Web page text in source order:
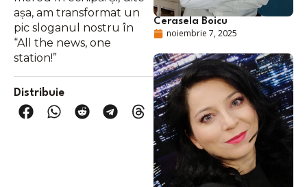
așa, am transformat un
pic sloganul nostru în
“All the news, one
station!”
Distribuie
Cerasela Boicu
noiembrie 7, 2025